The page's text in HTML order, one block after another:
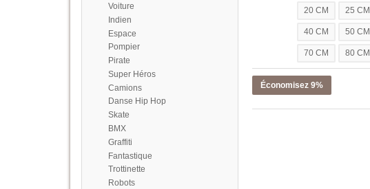
Voiture
Indien
Espace
Pompier
Pirate
Super Héros
Camions
Danse Hip Hop
Skate
BMX
Graffiti
Fantastique
Trottinette
Robots
20 CM 25 CM
40 CM 50 CM
70 CM 80 CM
Économisez 9%